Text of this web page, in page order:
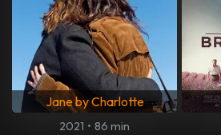
Jane by Charlotte
2021 • 86 min